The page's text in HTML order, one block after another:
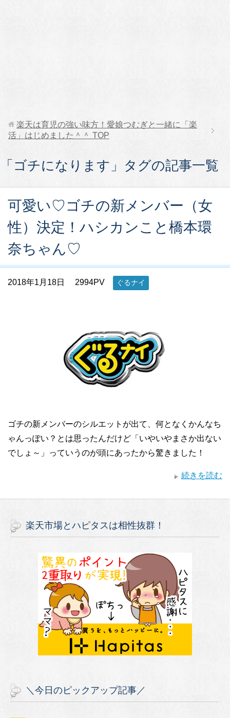
楽天は育児の強い味方！愛娘つむぎと一緒に「楽
活」はじめました＾＾ TOP
「ゴチになります」タグの記事一覧
可愛い♡ゴチの新メンバー（女
性）決定！ハシカンこと橋本環
奈ちゃん♡
2018年1月18日 2994PV ぐるナイ
ゴチの新メンバーのシルエットが出て、何となくかんなち
ゃんっぽい？とは思ったんだけど「いやいやまさか出ない
でしょ～」っていうのが頭にあったから驚きました！
続きを読む
楽天市場とハピタスは相性抜群！
＼今日のピックアップ記事／